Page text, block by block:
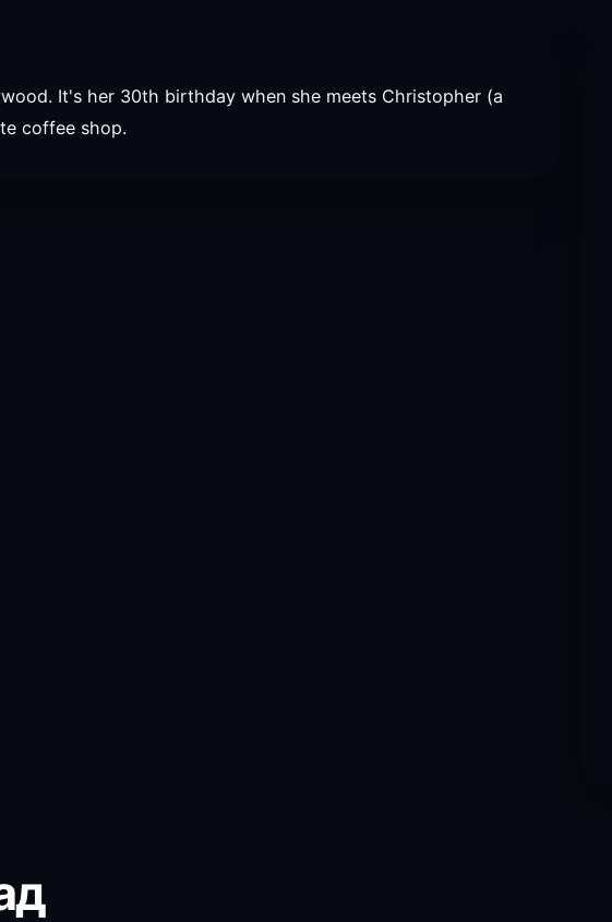
It's her 30th birthday when she meets Christopher (a
coffee shop.